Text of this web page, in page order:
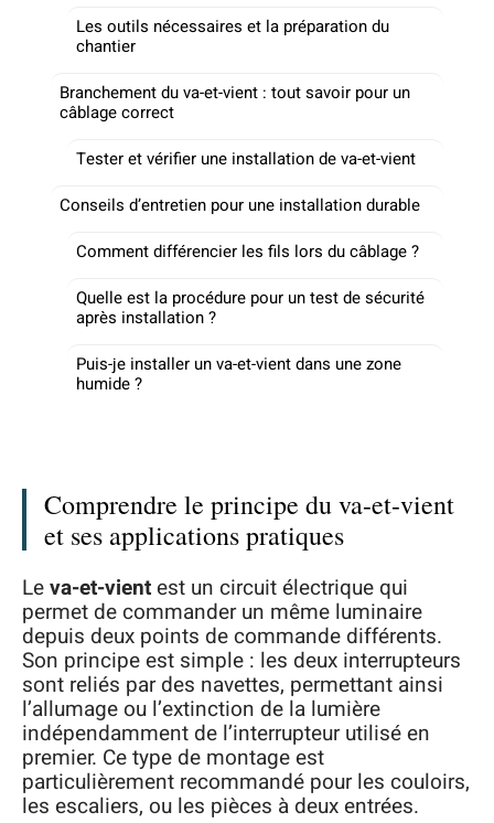
Les outils nécessaires et la préparation du
chantier
Branchement du va-et-vient : tout savoir pour un
câblage correct
Tester et vérifier une installation de va-et-vient
Conseils d’entretien pour une installation durable
Comment différencier les fils lors du câblage ?
Quelle est la procédure pour un test de sécurité
après installation ?
Puis-je installer un va-et-vient dans une zone
humide ?
Comprendre le principe du va-et-vient
et ses applications pratiques
Leva-et-vientest un circuit électrique qui
permet de commander un même luminaire
depuis deux points de commande différents.
Son principe est simple : les deux interrupteurs
sont reliés par des navettes, permettant ainsi
l’allumage ou l’extinction de la lumière
indépendamment de l’interrupteur utilisé en
premier. Ce type de montage est
particulièrement recommandé pour les couloirs,
les escaliers, ou les pièces à deux entrées.